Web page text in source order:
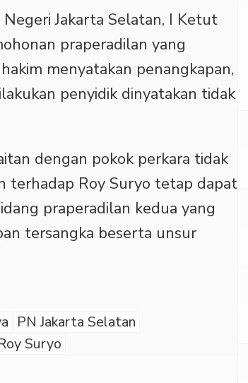
Jakarta Selatan, I Ketut
praperadilan yang
menyatakan penangkapan,
penyidik dinyatakan tidak
dengan pokok perkara tidak
terhadap Roy Suryo tetap dapat
praperadilan kedua yang
tersangka beserta unsur
PN Jakarta Selatan
Suryo